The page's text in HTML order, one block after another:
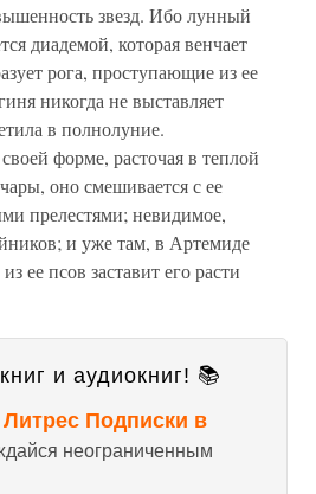
звезд. Ибо лунный
диадемой, которая венчает
рога, проступающие из ее
никогда не выставляет
в полнолуние.
форме, расточая в теплой
оно смешивается с ее
прелестями; невидимое,
и уже там, в Артемиде
ее псов заставит его расти
и аудиокниг! 📚
Подписки в
неограниченным